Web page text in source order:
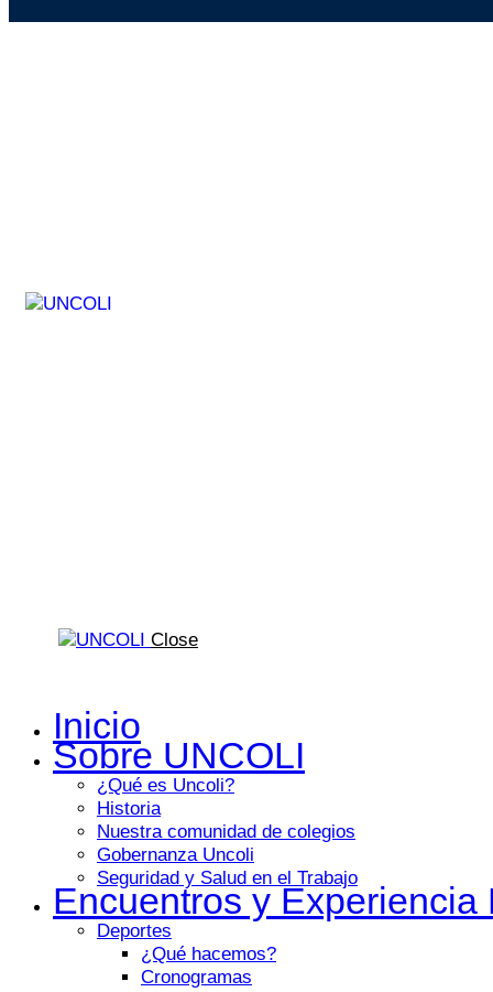
Close
Inicio
Sobre UNCOLI
¿Qué es Uncoli?
Historia
Nuestra comunidad de colegios
Gobernanza Uncoli
Seguridad y Salud en el Trabajo
Encuentros y Experiencia
Deportes
¿Qué hacemos?
Cronogramas